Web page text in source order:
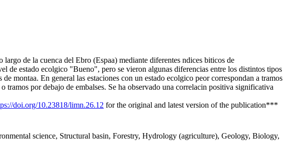
de la cuenca del Ebro (Espaa) mediante diferentes ndices biticos de
de estado ecolgico "Bueno", pero se vieron algunas diferencias entre los distintos tipos
montaa. En general las estaciones con un estado ecolgico peor correspondan a tramos
tramos por debajo de embalses. Se ha observado una correlacin positiva significativa
doi.org/10.23818/limn.26.12 for the original and latest version of the publication***
science, Structural basin, Forestry, Hydrology (agriculture), Geology, Biology,